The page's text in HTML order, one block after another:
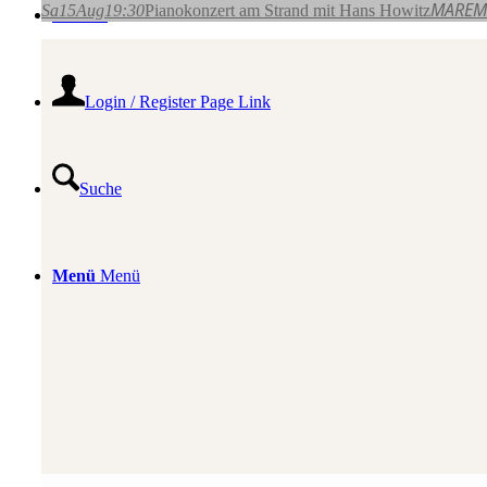
Kontakt
Login / Register Page Link
Suche
Menü Menü
Sa15Aug19:30Pianokonzert am Strand mit Hans Howitz